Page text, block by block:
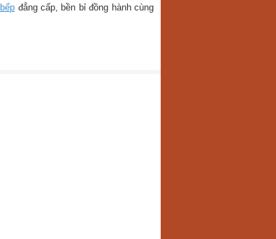
đẳng cấp, bền bỉ đồng hành cùng